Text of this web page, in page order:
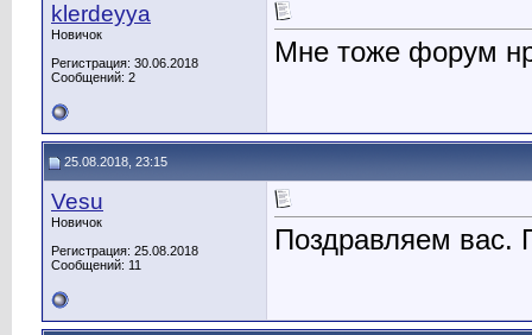
klerdeyya
Новичок
Регистрация: 30.06.2018
Сообщений: 2
Мне тоже форум
25.08.2018, 23:15
Vesu
Новичок
Регистрация: 25.08.2018
Сообщений: 11
Поздравляем вас.